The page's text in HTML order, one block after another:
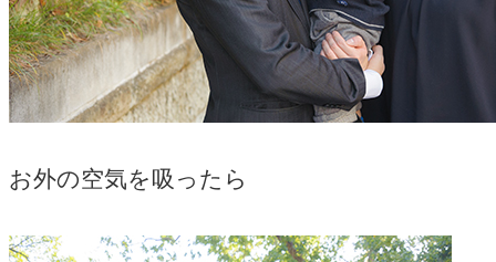
お外の空気を吸ったら